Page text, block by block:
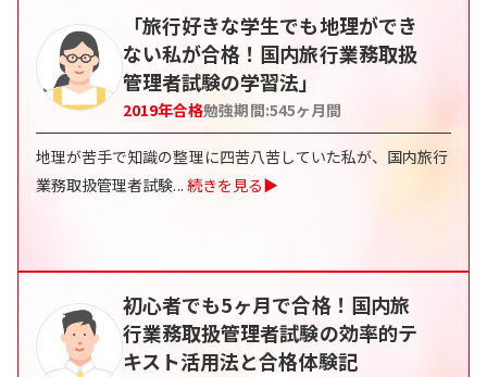
「旅行好きな学生でも地理ができ
ない私が合格！国内旅行業務取扱
管理者試験の学習法」
2019年合格勉強期間:545ヶ月間
地理が苦手で知識の整理に四苦八苦していた私が、国内旅行
業務取扱管理者試験... 続きを見る▶
初心者でも5ヶ月で合格！国内旅
行業務取扱管理者試験の効率的テ
キスト活用法と合格体験記